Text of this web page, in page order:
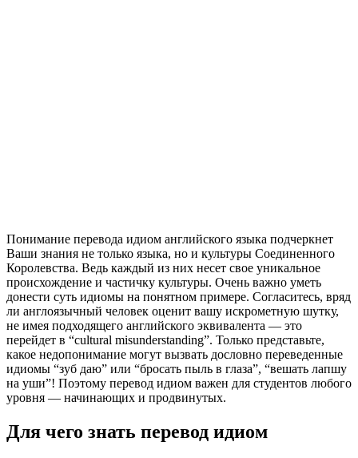
Понимание перевода идиом английского языка подчеркнет
Ваши знания не только языка, но и культуры Соединенного
Королевства. Ведь каждый из них несет свое уникальное
происхождение и частичку культуры. Очень важно уметь
донести суть идиомы на понятном примере. Согласитесь, вряд
ли англоязычный человек оценит вашу искрометную шутку,
не имея подходящего английского эквивалента — это
перейдет в “cultural misunderstanding”. Только представьте,
какое недопонимание могут вызвать дословно переведенные
идиомы “зуб даю” или “бросать пыль в глаза”, “вешать лапшу
на уши”! Поэтому перевод идиом важен для студентов любого
уровня — начинающих и продвинутых.
Для чего знать перевод идиом